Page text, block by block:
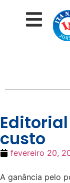
Editorial
custo
fevereiro 20,
A ganância pelo